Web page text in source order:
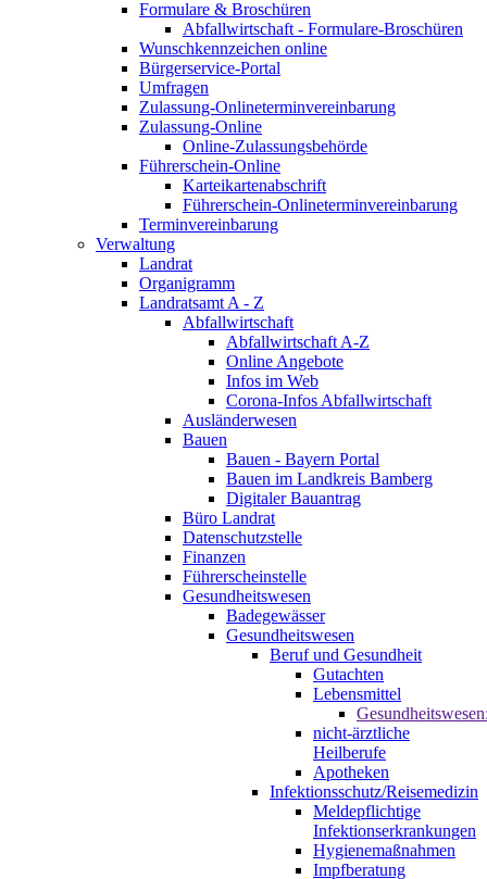
Formulare & Broschüren
Abfallwirtschaft - Formulare-Broschüren
Wunschkennzeichen online
Bürgerservice-Portal
Umfragen
Zulassung-Onlineterminvereinbarung
Zulassung-Online
Online-Zulassungsbehörde
Führerschein-Online
Karteikartenabschrift
Führerschein-Onlineterminvereinbarung
Terminvereinbarung
Verwaltung
Landrat
Organigramm
Landratsamt A - Z
Abfallwirtschaft
Abfallwirtschaft A-Z
Online Angebote
Infos im Web
Corona-Infos Abfallwirtschaft
Ausländerwesen
Bauen
Bauen - Bayern Portal
Bauen im Landkreis Bamberg
Digitaler Bauantrag
Büro Landrat
Datenschutzstelle
Finanzen
Führerscheinstelle
Gesundheitswesen
Badegewässer
Gesundheitswesen
Beruf und Gesundheit
Gutachten
Lebensmittel
nicht-ärztliche
Heilberufe
Apotheken
Infektionsschutz/Reisemedizin
Meldepflichtige
Infektionserkrankungen
Hygienemaßnahmen
Impfberatung